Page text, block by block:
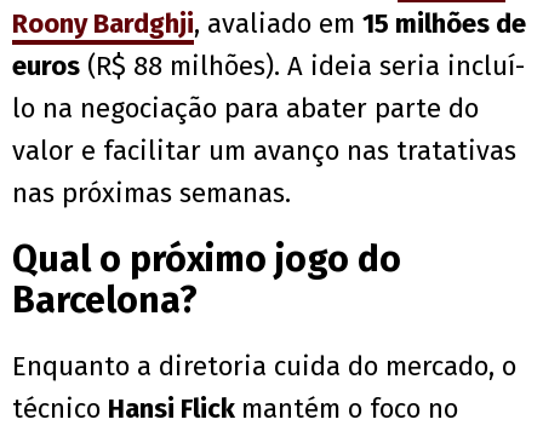
Roony Bardghji, avaliado em 15 milhões de
euros (R$ 88 milhões). A ideia seria incluí-
lo na negociação para abater parte do
valor e facilitar um avanço nas tratativas
nas próximas semanas.
Qual o próximo jogo do
Barcelona?
Enquanto a diretoria cuida do mercado, o
técnico Hansi Flick mantém o foco no